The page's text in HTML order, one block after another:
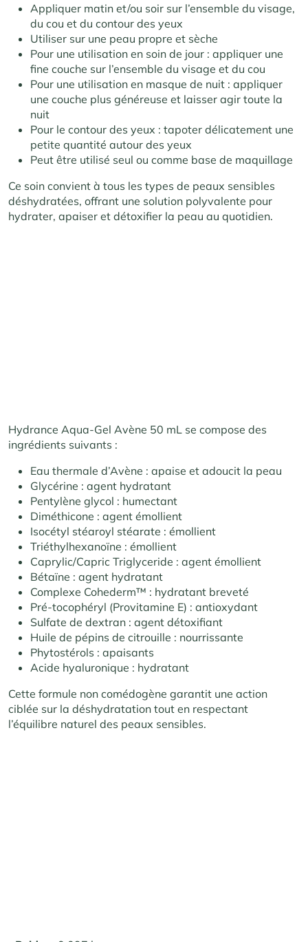
Appliquer matin et/ou soir sur l’ensemble du visage,
du cou et du contour des yeux
Utiliser sur une peau propre et sèche
Pour une utilisation en soin de jour : appliquer une
fine couche sur l’ensemble du visage et du cou
Pour une utilisation en masque de nuit : appliquer
une couche plus généreuse et laisser agir toute la
nuit
Pour le contour des yeux : tapoter délicatement une
petite quantité autour des yeux
Peut être utilisé seul ou comme base de maquillage
Ce soin convient à tous les types de peaux sensibles
déshydratées, offrant une solution polyvalente pour
hydrater, apaiser et détoxifier la peau au quotidien.
Hydrance Aqua-Gel Avène 50 mL se compose des
ingrédients suivants :
Eau thermale d’Avène : apaise et adoucit la peau
Glycérine : agent hydratant
Pentylène glycol : humectant
Diméthicone : agent émollient
Isocétyl stéaroyl stéarate : émollient
Triéthylhexanoïne : émollient
Caprylic/Capric Triglyceride : agent émollient
Bétaïne : agent hydratant
Complexe Cohederm™ : hydratant breveté
Pré-tocophéryl (Provitamine E) : antioxydant
Sulfate de dextran : agent détoxifiant
Huile de pépins de citrouille : nourrissante
Phytostérols : apaisants
Acide hyaluronique : hydratant
Cette formule non comédogène garantit une action
ciblée sur la déshydratation tout en respectant
l’équilibre naturel des peaux sensibles.